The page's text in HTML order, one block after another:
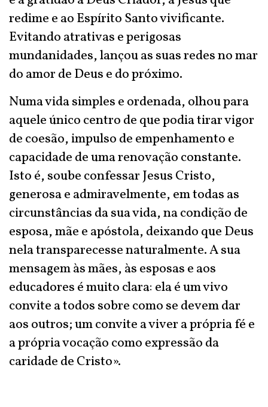
redime e ao Espírito Santo vivificante.
Evitando atrativas e perigosas
mundanidades, lançou as suas redes no mar
do amor de Deus e do próximo.
Numa vida simples e ordenada, olhou para
aquele único centro de que podia tirar vigor
de coesão, impulso de empenhamento e
capacidade de uma renovação constante.
Isto é, soube confessar Jesus Cristo,
generosa e admiravelmente, em todas as
circunstâncias da sua vida, na condição de
esposa, mãe e apóstola, deixando que Deus
nela transparecesse naturalmente. A sua
mensagem às mães, às esposas e aos
educadores é muito clara: ela é um vivo
convite a todos sobre como se devem dar
aos outros; um convite a viver a própria fé e
a própria vocação como expressão da
caridade de Cristo».